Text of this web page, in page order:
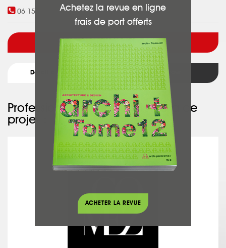
06 15 68 63 78
Voir l'architecte
Détail du projet Retour
Professionnel ayant participé à ce
projet :
MAISON GOMEZ
Achetez la revue en ligne
frais de port offerts
ACHETER LA REVUE